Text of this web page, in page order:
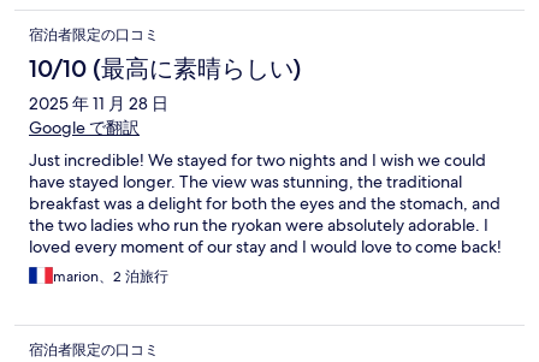
宿泊者限定の口コミ
10/10 (最高に素晴らしい)
2025 年 11 月 28 日
Google で翻訳
Just incredible! We stayed for two nights and I wish we could
have stayed longer. The view was stunning, the traditional
breakfast was a delight for both the eyes and the stomach, and
the two ladies who run the ryokan were absolutely adorable. I
loved every moment of our stay and I would love to come back!
marion、2 泊旅行
宿泊者限定の口コミ